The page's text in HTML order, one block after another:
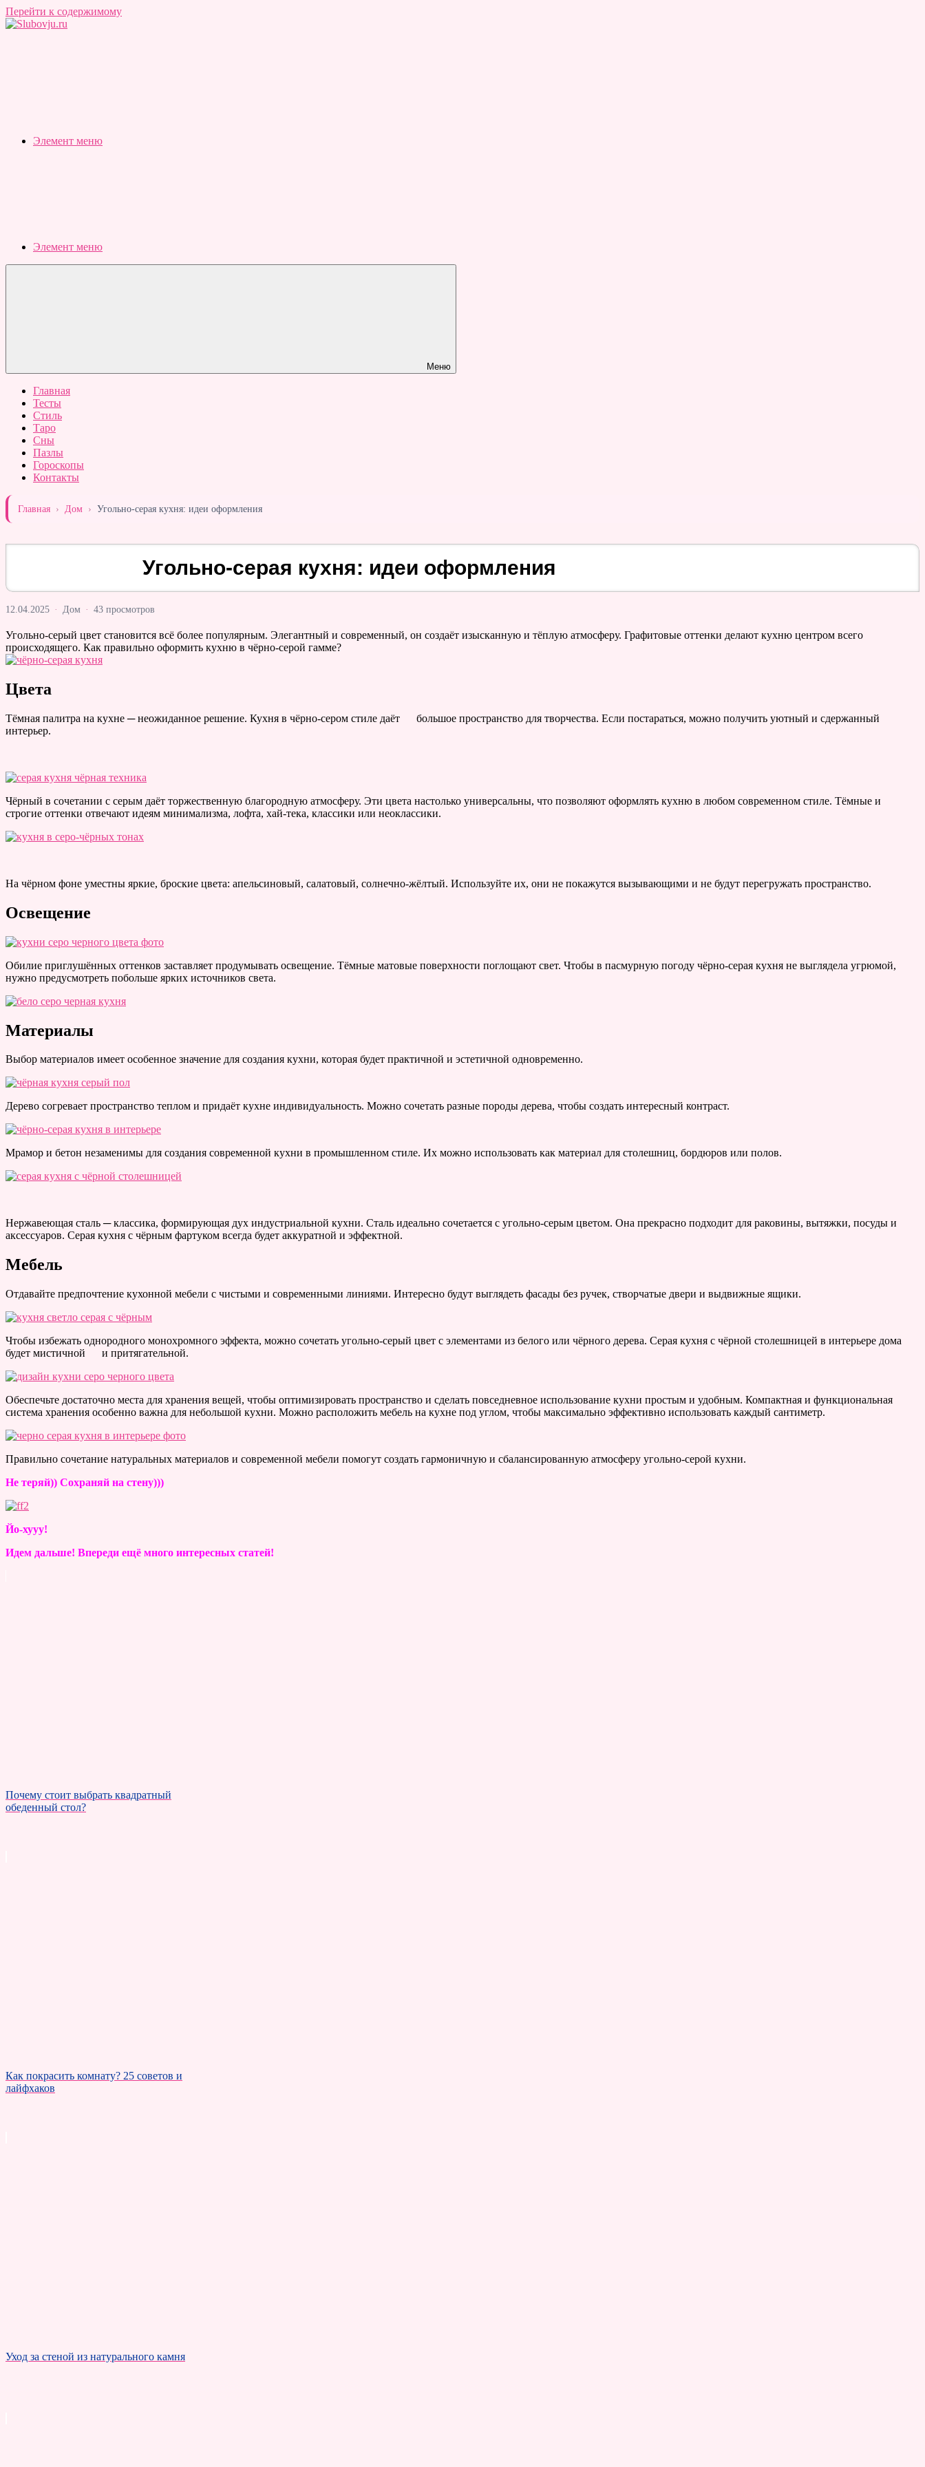
Перейти к содержимому
Элемент меню
Элемент меню
Меню
Главная
Тесты
Стиль
Таро
Сны
Пазлы
Гороскопы
Контакты
Главная › Дом › Угольно-серая кухня: идеи оформления
Угольно-серая кухня: идеи оформления
12.04.2025 · Дом · 43 просмотров
Угольно-серый цвет становится всё более популярным. Элегантный и современный, он создаёт изысканную и тёплую атмосферу. Графитовые оттенки делают кухню центром всего
происходящего. Как правильно оформить кухню в чёрно-серой гамме?
Цвета
Тёмная палитра на кухне ─ неожиданное решение. Кухня в чёрно-сером стиле даёт большое пространство для творчества. Если постараться, можно получить уютный и сдержанный
интерьер.
Чёрный в сочетании с серым даёт торжественную благородную атмосферу. Эти цвета настолько универсальны, что позволяют оформлять кухню в любом современном стиле. Тёмные и
строгие оттенки отвечают идеям минимализма, лофта, хай-тека, классики или неоклассики.
На чёрном фоне уместны яркие, броские цвета: апельсиновый, салатовый, солнечно-жёлтый. Используйте их, они не покажутся вызывающими и не будут перегружать пространство.
Освещение
Обилие приглушённых оттенков заставляет продумывать освещение. Тёмные матовые поверхности поглощают свет. Чтобы в пасмурную погоду чёрно-серая кухня не выглядела угрюмой,
нужно предусмотреть побольше ярких источников света.
Материалы
Выбор материалов имеет особенное значение для создания кухни, которая будет практичной и эстетичной одновременно.
Дерево согревает пространство теплом и придаёт кухне индивидуальность. Можно сочетать разные породы дерева, чтобы создать интересный контраст.
Мрамор и бетон незаменимы для создания современной кухни в промышленном стиле. Их можно использовать как материал для столешниц, бордюров или полов.
Нержавеющая сталь ─ классика, формирующая дух индустриальной кухни. Сталь идеально сочетается с угольно-серым цветом. Она прекрасно подходит для раковины, вытяжки, посуды и
аксессуаров. Серая кухня с чёрным фартуком всегда будет аккуратной и эффектной.
Мебель
Отдавайте предпочтение кухонной мебели с чистыми и современными линиями. Интересно будут выглядеть фасады без ручек, створчатые двери и выдвижные ящики.
Чтобы избежать однородного монохромного эффекта, можно сочетать угольно-серый цвет с элементами из белого или чёрного дерева. Серая кухня с чёрной столешницей в интерьере дома
будет мистичной и притягательной.
Обеспечьте достаточно места для хранения вещей, чтобы оптимизировать пространство и сделать повседневное использование кухни простым и удобным. Компактная и функциональная
система хранения особенно важна для небольшой кухни. Можно расположить мебель на кухне под углом, чтобы максимально эффективно использовать каждый сантиметр.
Правильно сочетание натуральных материалов и современной мебели помогут создать гармоничную и сбалансированную атмосферу угольно-серой кухни.
Не теряй)) Сохраняй на стену)))
Йо-хууу!
Идем дальше! Впереди ещё много интересных статей!
Почему стоит выбрать квадратный
обеденный стол?
Как покрасить комнату? 25 советов и
лайфхаков
Уход за стеной из натурального камня